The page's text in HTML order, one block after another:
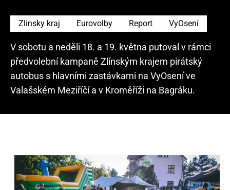
Zlinsky kraj Eurovolby Report VyOsení
V sobotu a neděli 18. a 19. května putoval v rámci
předvolební kampaně Zlínským krajem pirátský
autobus s hlavními zastávkami na VyOsení ve
Valašském Meziříčí a v Kroměříži na Bagráku.